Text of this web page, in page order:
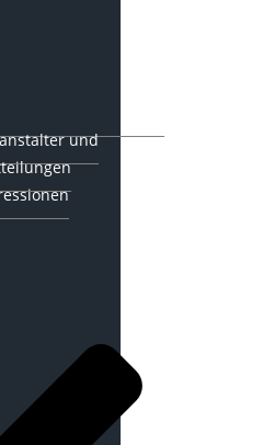
und